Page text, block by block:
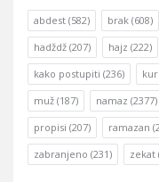
abdest (582) brak (608)
hadždž (207) hajz (222)
kako postupiti (236)
muž (187) namaz (2377)
propisi (207) ramazan
zabranjeno (231) zekat